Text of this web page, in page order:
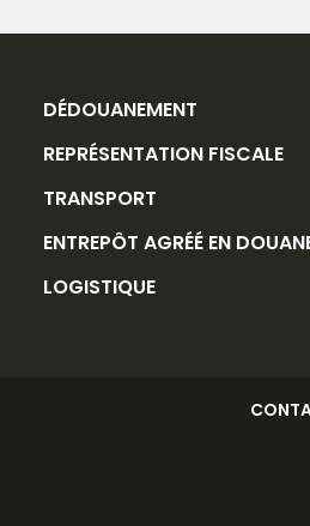
DÉDOUANEMENT
REPRÉSENTATION FISCALE
TRANSPORT
ENTREPÔT AGRÉÉ EN
LOGISTIQUE